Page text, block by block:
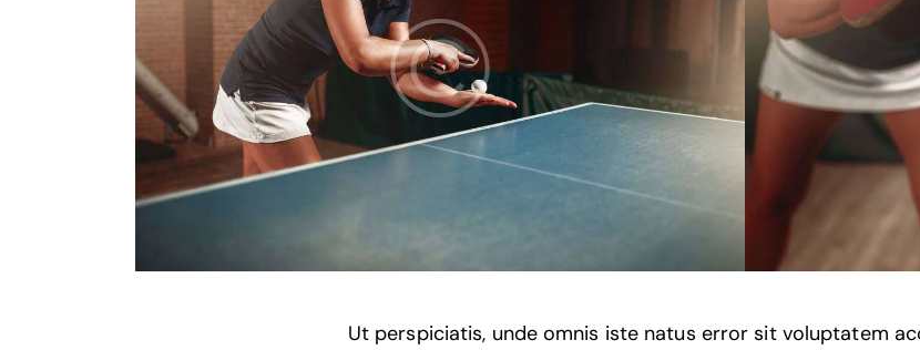
Ut perspiciatis, unde omnis iste natus error sit voluptatem